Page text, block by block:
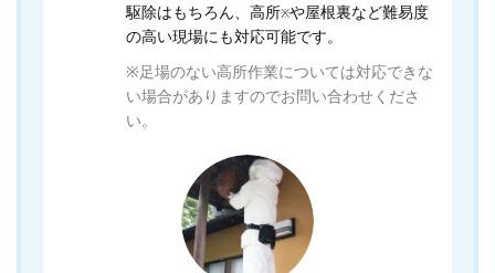
駆除はもちろん、高所※や屋根裏など難易度
の高い現場にも対応可能です。
※足場のない高所作業については対応できな
い場合がありますのでお問い合わせくださ
い。